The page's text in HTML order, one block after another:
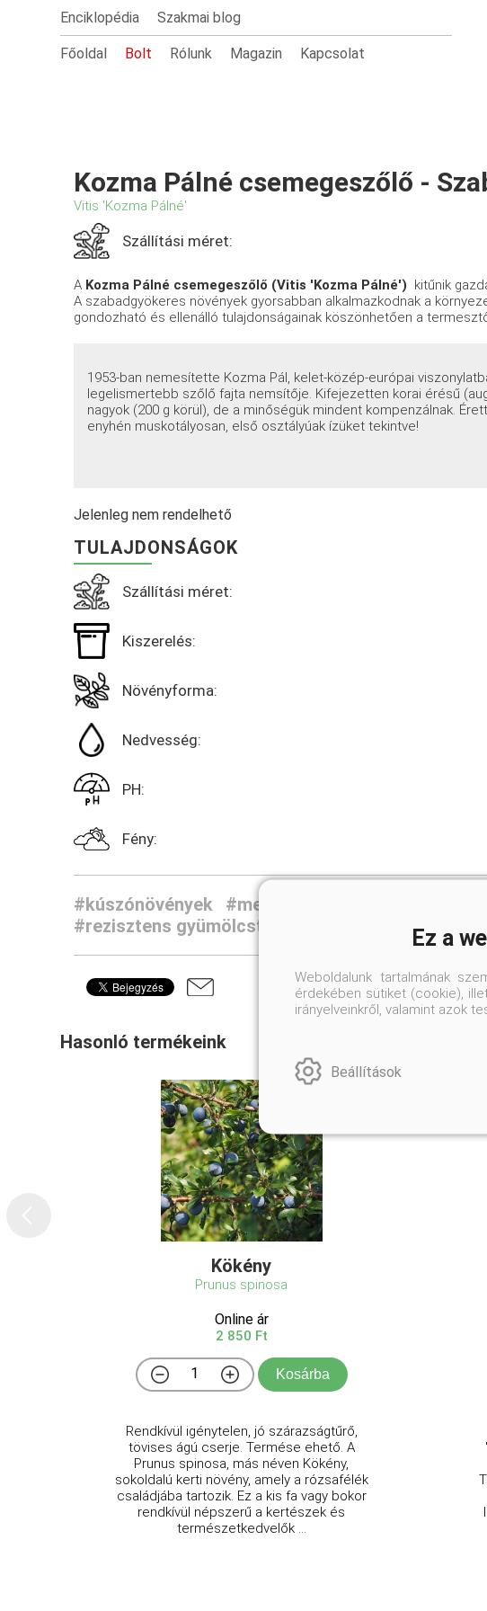
Enciklopédia Szakmai blog
Főoldal Bolt Rólunk Magazin Kapcsolat
Kozma Pálné csemegeszőlő -
Vitis 'Kozma Pálné'
Szállítási méret:
A Kozma Pálné csemegeszőlő (Vitis 'Kozma Pálné') kitűnik
A szabadgyökeres növények gyorsabban alkalmazkodnak a
gondozható és ellenálló tulajdonságainak köszönhetően a
1953-ban nemesítette Kozma Pál, kelet-közép-európai
legelismertebb szőlő fajta nemsítője. Kifejezetten korai érésű
nagyok (200 g körül), de a minőségük mindent kompenzálnak.
enyhén muskotályosan, első osztályúak ízüket tekintve!
Jelenleg nem rendelhető
TULAJDONSÁGOK
Szállítási méret:
Kiszerelés:
Növényforma:
Nedvesség:
PH:
Fény:
#kúszónövények #mediterrán növények
#rezisztens gyümölcstermők
#kúszó- és
Hasonló termékeink
Kökény
Prunus spinosa
Online ár
2 850 Ft
Kosárba
Rendkívül igénytelen, jó szárazságtűrő,
tövises ágú cserje. Termése ehető. A
Prunus spinosa, más néven Kökény,
sokoldalú kerti növény, amely a rózsafélék
családjába tartozik. Ez a kis fa vagy bokor
rendkívül népszerű a kertészek és
természetkedvelők ...
Ez a
Weboldalunk tartalmának
érdekében sütiket (cookie),
irányelveinkről, valamint azok
Beállítások